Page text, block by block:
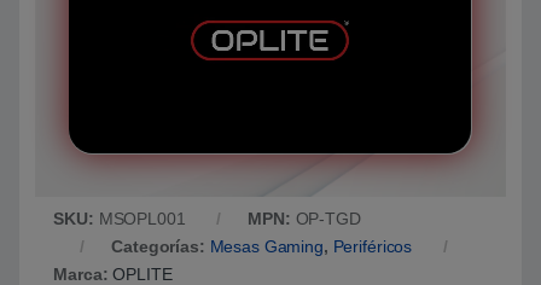
SKU: MSOPL001 MPN: OP-TGD
Categorías: Mesas Gaming, Periféricos
Marca:OPLITE